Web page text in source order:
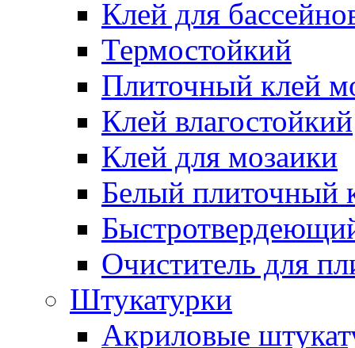
Клей для
Термостойкий
Плиточный клей
Клей влагостойкий
Клей для мозаики
Белый плиточный
Очиститель для
Штукатурки
Акриловые